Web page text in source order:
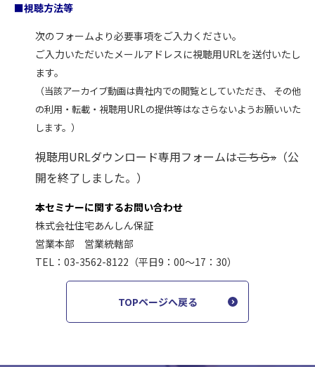
■視聴方法等
次のフォームより必要事項をご入力ください。
ご入力いただいたメールアドレスに視聴用URLを送付いたし
ます。
（当該アーカイブ動画は貴社内での閲覧としていただき、 その他
の利用・転載・視聴用URLの提供等はなさらないようお願いいた
します。）
視聴用URLダウンロード専用フォームはこちら» （公
開を終了しました。）
本セミナーに関するお問い合わせ
株式会社住宅あんしん保証
営業本部 営業統轄部
TEL：03-3562-8122（平日9：00～17：30）
TOPページへ戻る